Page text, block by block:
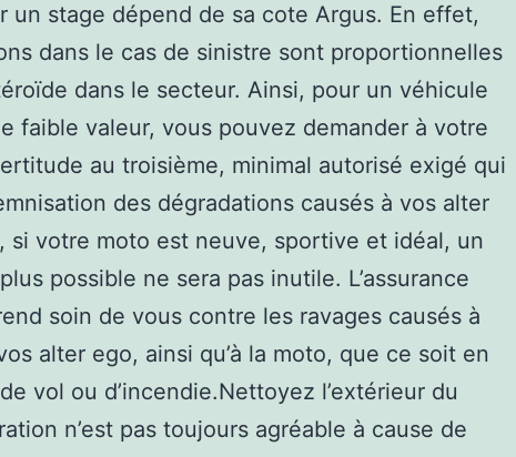
un stage dépend de sa cote Argus. En effet,
dans le cas de sinistre sont proportionnelles
dans le secteur. Ainsi, pour un véhicule
faible valeur, vous pouvez demander à votre
au troisième, minimal autorisé exigé qui
des dégradations causés à vos alter
si votre moto est neuve, sportive et idéal, un
possible ne sera pas inutile. L’assurance
soin de vous contre les ravages causés à
alter ego, ainsi qu’à la moto, que ce soit en
vol ou d’incendie.Nettoyez l’extérieur du
n’est pas toujours agréable à cause de